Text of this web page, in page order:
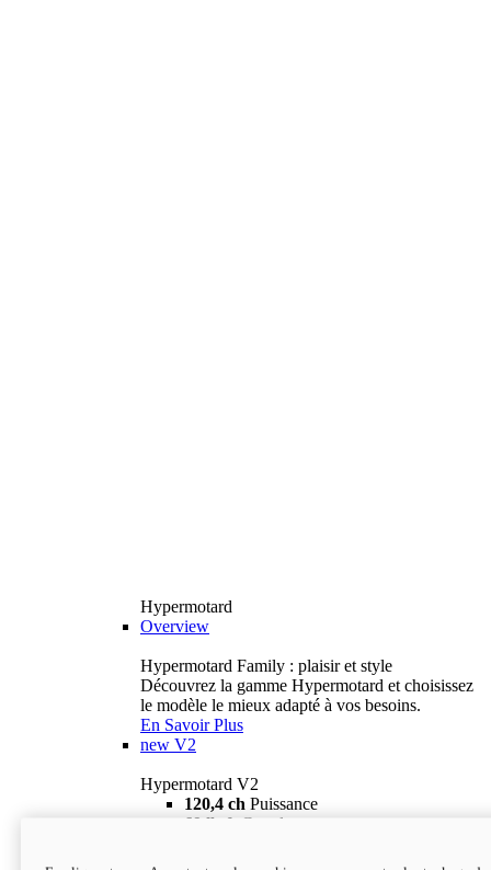
Hypermotard
Overview
Hypermotard Family : plaisir et style
Découvrez la gamme Hypermotard et choisissez
le modèle le mieux adapté à vos besoins.
En Savoir Plus
new V2
Hypermotard V2
120,4 ch Puissance
69 lb-ft
Couple
18 895 $